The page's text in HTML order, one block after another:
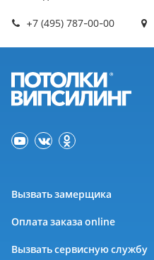
+7 (495) 787-00-00
Вызвать замерщика
Оплата заказа online
Вызвать сервисную службу